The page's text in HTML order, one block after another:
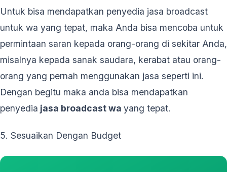
Untuk bisa mendapatkan penyedia jasa broadcast
untuk wa yang tepat, maka Anda bisa mencoba untuk
permintaan saran kepada orang-orang di sekitar Anda,
misalnya kepada sanak saudara, kerabat atau orang-
orang yang pernah menggunakan jasa seperti ini.
Dengan begitu maka anda bisa mendapatkan
penyedia jasa broadcast wa yang tepat.
5. Sesuaikan Dengan Budget